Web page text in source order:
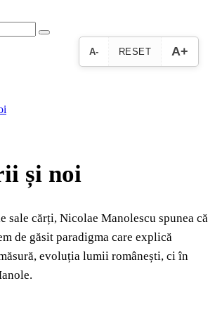
A- RESET A+
și noi
sale cărți, Nicolae Manolescu spunea că
de găsit paradigma care explică
evoluția lumii românești, ci în